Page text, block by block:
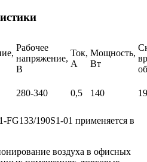
Рабочее
напряжение,
В
Ток,
А
Мощность,
Вт
280-340 0,5 140
190S1-01 применяется в
воздуха в офисных